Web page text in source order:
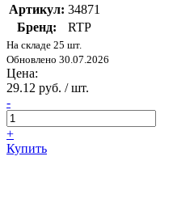
Артикул: 34871
Бренд:
RTP
На складе 25 шт.
Обновлено 30.07.2026
Цена:
29.12 руб. / шт.
-
+
Купить